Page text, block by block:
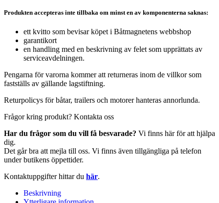
Produkten accepteras inte tillbaka om minst en av komponenterna saknas:
ett kvitto som bevisar köpet i Båtmagnetens webbshop
garantikort
en handling med en beskrivning av felet som upprättats av
serviceavdelningen.
Pengarna för varorna kommer att returneras inom de villkor som
fastställs av gällande lagstiftning.
Returpolicys för båtar, trailers och motorer hanteras annorlunda.
Frågor kring produkt? Kontakta oss
Har du frågor som du vill få besvarade? Vi finns här för att hjälpa
dig.
Det går bra att mejla till oss. Vi finns även tillgängliga på telefon
under butikens öppettider.
Kontaktuppgifter hittar du här.
Beskrivning